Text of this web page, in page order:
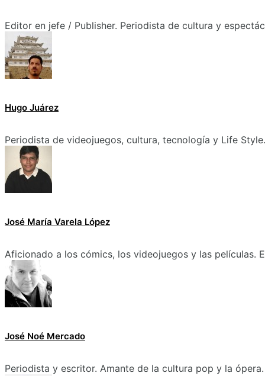
Editor en jefe / Publisher. Periodista de cultura y
Hugo Juárez
Periodista de videojuegos, cultura, tecnología y Life Style.
José María Varela López
Aficionado a los cómics, los videojuegos y las películas.
José Noé Mercado
Periodista y escritor. Amante de la cultura pop y la ópera.